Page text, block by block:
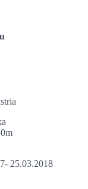
25.03.2018